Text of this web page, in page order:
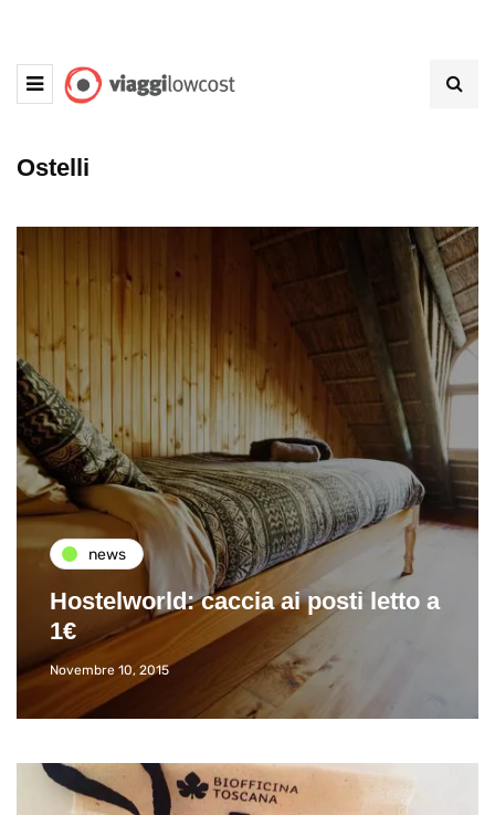
Ostelli
news
Hostelworld: caccia ai posti letto a
1€
Novembre 10, 2015